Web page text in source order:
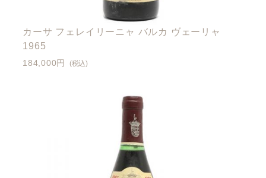
カーサ フェレイリーニャ バルカ ヴェーリャ
1965
184,000円 (税込)